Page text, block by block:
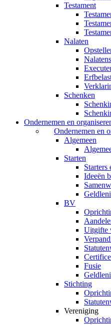
Testament
Nalaten
Schenken
Ondernemen en
Ondernemen en
Algemeen
Starten
Starters
Ideeën
BV
Uitgifte
Fusie
Stichting
Vereniging